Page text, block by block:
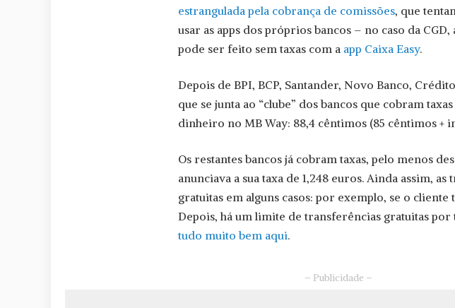
estrangulada pela cobrança de comissões, que
usar as apps dos próprios bancos – no caso da
pode ser feito sem taxas com a app Caixa Easy.
Depois de BPI, BCP, Santander, Novo Banco,
que se junta ao “clube” dos bancos que cobram
dinheiro no MB Way: 88,4 cêntimos (85 cêntimos +
Os restantes bancos já cobram taxas, pelo menos
anunciava a sua taxa de 1,248 euros. Ainda assim,
gratuitas em alguns casos: por exemplo, se o
Depois, há um limite de transferências gratuitas por
tudo muito bem aqui.
– Publicidade –